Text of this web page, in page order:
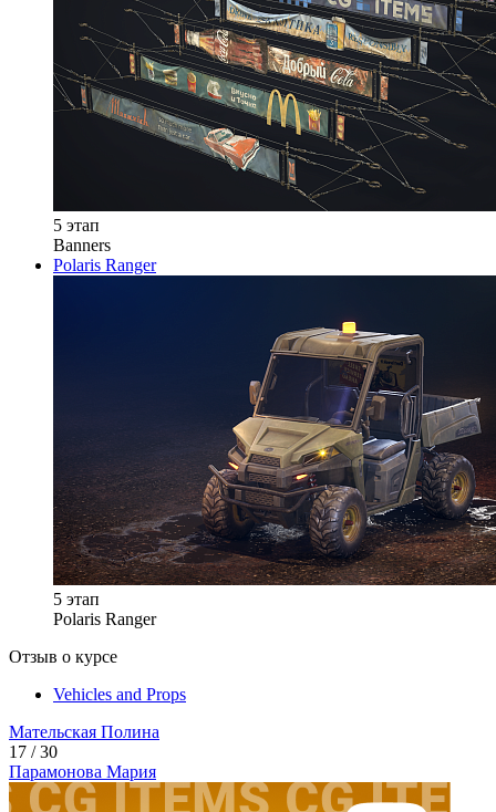
5 этап
Banners
Polaris Ranger
5 этап
Polaris Ranger
Отзыв о курсе
Vehicles and Props
Мательская Полина
17 / 30
Парамонова Мария